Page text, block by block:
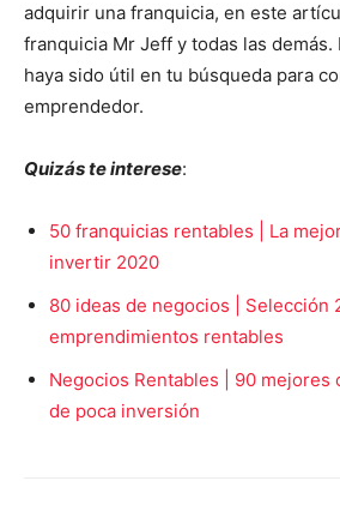
adquirir una franquicia, en este
franquicia Mr Jeff y todas las demás.
haya sido útil en tu búsqueda para
emprendedor.
Quizás te interese:
50 franquicias rentables | La
invertir 2020
80 ideas de negocios | Selección
emprendimientos rentables
Negocios Rentables | 90 mejores
de poca inversión